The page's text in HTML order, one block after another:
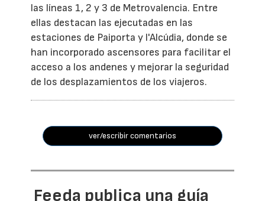
las líneas 1, 2 y 3 de Metrovalencia. Entre
ellas destacan las ejecutadas en las
estaciones de Paiporta y l'Alcúdia, donde se
han incorporado ascensores para facilitar el
acceso a los andenes y mejorar la seguridad
de los desplazamientos de los viajeros.
ver/escribir comentarios
Feeda publica una guía